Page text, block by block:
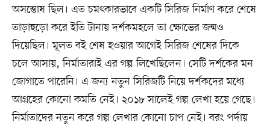
অসন্তোষ ছিল। এত চমৎকারভাবে একটি সিরিজ নির্মাণ করে শেষে
তাড়াহুড়ো করে ইতি টানায় দর্শকমহলে তা ক্ষোভের জন্মও
দিয়েছিল। মূলত বই শেষ হওয়ার আগেই সিরিজ শেষের দিকে
চলে আসায়, নির্মাতারাই এর গল্প লিখেছিলেন। সেটি দর্শকের মন
জোগাতে পারেনি। এ জন্য নতুন সিরিজটি নিয়ে দর্শকদের মধ্যে
আগ্রহের কোনো কমতি নেই। ২০১৮ সালেই গল্প লেখা হয়ে গেছে।
নির্মাতাদের নতুন করে গল্প লেখার কোনো চাপ নেই। বরং পর্দায়